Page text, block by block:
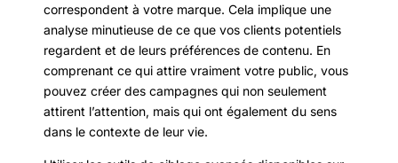
correspondent à votre marque. Cela implique une
analyse minutieuse de ce que vos clients potentiels
regardent et de leurs préférences de contenu. En
comprenant ce qui attire vraiment votre public, vous
pouvez créer des campagnes qui non seulement
attirent l’attention, mais qui ont également du sens
dans le contexte de leur vie.